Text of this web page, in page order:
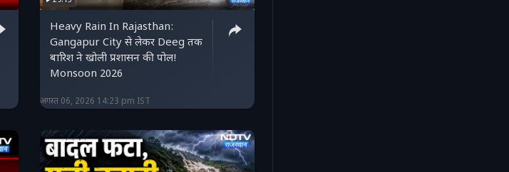
Heavy Rain In Rajasthan:
Gangapur City से लेकर Deeg तक
बारिश ने खोली प्रशासन की पोल!
Monsoon 2026
अगस्त 06, 2026 14:23 pm IST